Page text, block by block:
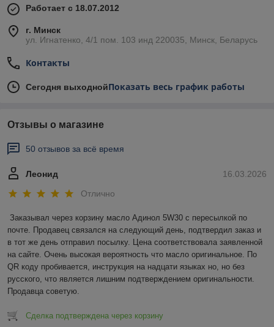
Работает с 18.07.2012
г. Минск
ул. Игнатенко, 4/1 пом. 103 инд 220035, Минск, Беларусь
Контакты
Сегодня выходнойПоказать весь график работы
Отзывы о магазине
50 отзывов за всё время
16.03.2026
Леонид
Отлично
Заказывал через корзину масло Адинол 5W30 с пересылкой по
почте. Продавец связался на следующий день, подтвердил заказ и
в тот же день отправил посылку. Цена соответствовала заявленной
на сайте. Очень высокая вероятность что масло оригинальное. По
QR коду пробивается, инструкция на надцати языках но, но без
русского, что является лишним подтверждением оригинальности.
Продавца советую.
Сделка подтверждена через корзину